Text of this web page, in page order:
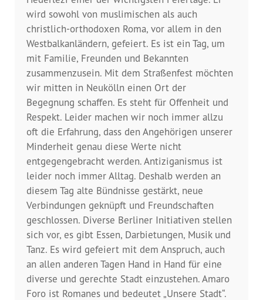
Internationale Jugendarbeit
Abgeschlossene Projekte
Materialien
Wissenswertes
Publikationen
Mediathek
Plakate
Presse
Pressemitteilungen
wird sowohl von muslimischen als auch
christlich-orthodoxen Roma, vor allem in den
Westbalkanländern, gefeiert. Es ist ein Tag, um
mit Familie, Freunden und Bekannten
zusammenzusein. Mit dem Straßenfest möchten
wir mitten in Neukölln einen Ort der
Begegnung schaffen. Es steht für Offenheit und
Respekt. Leider machen wir noch immer allzu
oft die Erfahrung, dass den Angehörigen unserer
Minderheit genau diese Werte nicht
entgegengebracht werden. Antiziganismus ist
leider noch immer Alltag. Deshalb werden an
diesem Tag alte Bündnisse gestärkt, neue
Verbindungen geknüpft und Freundschaften
geschlossen. Diverse Berliner Initiativen stellen
sich vor, es gibt Essen, Darbietungen, Musik und
Tanz. Es wird gefeiert mit dem Anspruch, auch
an allen anderen Tagen Hand in Hand für eine
diverse und gerechte Stadt einzustehen. Amaro
Foro ist Romanes und bedeutet „Unsere Stadt“.